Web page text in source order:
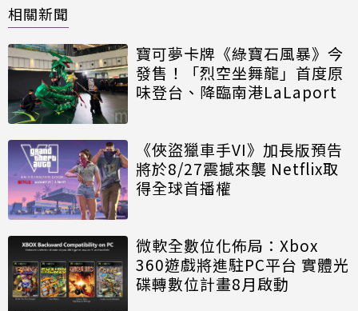
相關新聞
寶可夢卡牌《綠寶石風暴》今
發售！「烈空坐舞龍」首度原
味登台、降臨南港LaLaport
《俠盜獵車手VI》加長版預告
將於8/27震撼來襲 Netflix取
得全球首播權
微軟全數位化佈局：Xbox
360遊戲將進駐PC平台 實體光
碟轉數位計畫8月啟動